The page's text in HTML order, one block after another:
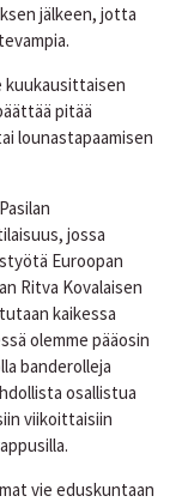
jälkeen, jotta
kuukausittaisen
pitää
lounastapaamisen
jossa
Euroopan
Ritva Kovalaisen
kaikessa
olemme pääosin
banderolleja
osallistua
viikoittaisiin
vie eduskuntaan